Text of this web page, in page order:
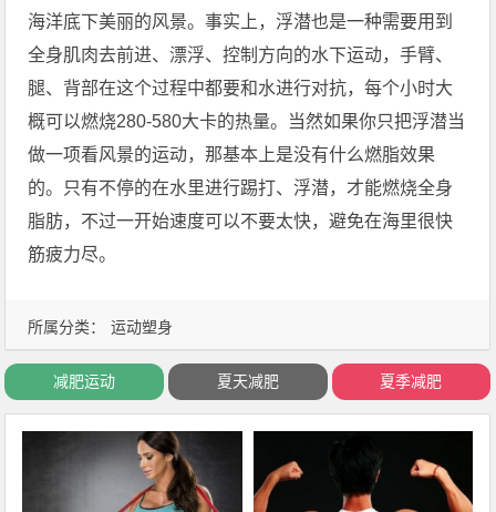
所属分类： 运动塑身
海洋底下美丽的风景。事实上，浮潜也是一种需要用到
全身肌肉去前进、漂浮、控制方向的水下运动，手臂、
腿、背部在这个过程中都要和水进行对抗，每个小时大
概可以燃烧280-580大卡的热量。当然如果你只把浮潜当
做一项看风景的运动，那基本上是没有什么燃脂效果
的。只有不停的在水里进行踢打、浮潜，才能燃烧全身
脂肪，不过一开始速度可以不要太快，避免在海里很快
筋疲力尽。
减肥运动 夏天减肥 夏季减肥